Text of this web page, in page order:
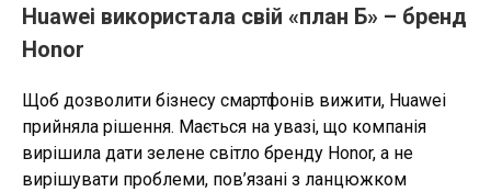
Huawei використала свій «план Б» – бренд
Honor
Щоб дозволити бізнесу смартфонів вижити, Huawei
прийняла рішення. Мається на увазі, що компанія
вирішила дати зелене світло бренду Honor, а не
вирішувати проблеми, пов’язані з ланцюжком